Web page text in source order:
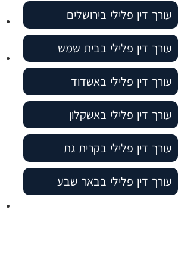
עורך דין פלילי בירושלים
עורך דין פלילי בבית שמש
עורך דין פלילי באשדוד
עורך דין פלילי באשקלון
עורך דין פלילי בקרית גת
עורך דין פלילי בבאר שבע